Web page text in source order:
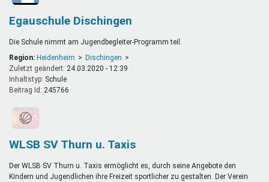
Egauschule Dischingen
Die Schule nimmt am Jugendbegleiter-Programm teil.
Region: Heidenheim
Dischingen
Zuletzt geändert: 24.03.2020 - 12:39
Inhaltstyp:
schule
Beitrag Id: 245766
WLSB SV Thurn u. Taxis
Der WLSB SV Thurn u. Taxis ermöglicht es, durch seine Angebote den
Kindern und Jugendlichen ihre Freizeit sportlicher zu gestalten. Der Verein